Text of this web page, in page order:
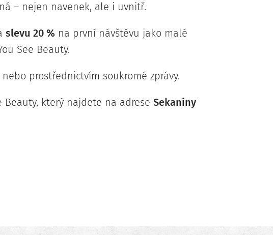
– nejen navenek, ale i uvnitř.
slevu 20 %na první návštěvu jako malé
See Beauty.
prostřednictvím soukromé zprávy.
Beauty, který najdete na adrese Sekaniny